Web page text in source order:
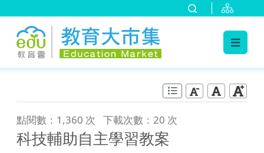
點閱數：1,360 次 下載次數：20 次
科技輔助自主學習教案